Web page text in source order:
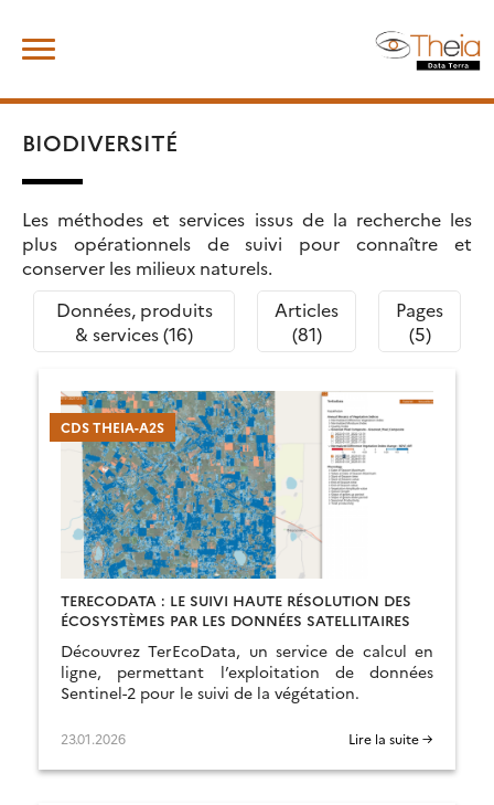
content
BIODIVERSITÉ
Les méthodes et services issus de la recherche les
plus opérationnels de suivi pour connaître et
conserver les milieux naturels.
Données, produits
& services (16)
Articles
(81)
Pages
(5)
CDS THEIA-A2S
TERECODATA : LE SUIVI HAUTE RÉSOLUTION DES
ÉCOSYSTÈMES PAR LES DONNÉES SATELLITAIRES
Découvrez TerEcoData, un service de calcul en
ligne, permettant l’exploitation de données
Sentinel-2 pour le suivi de la végétation.
23.01.2026 Lire la suite →